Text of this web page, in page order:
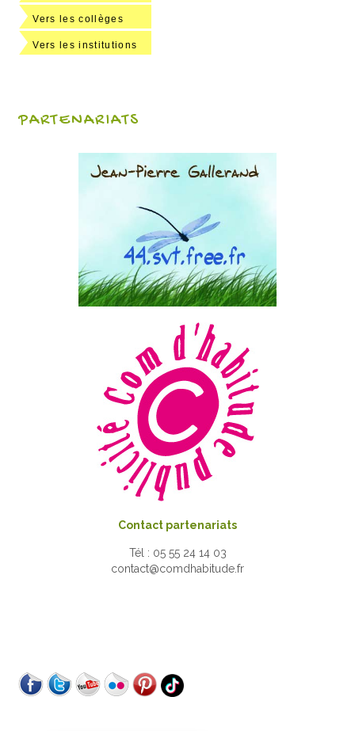
Vers les collèges
Vers les institutions
PARTENARIATS
Contact partenariats
Tél : 05 55 24 14 03
contact@comdhabitude.fr